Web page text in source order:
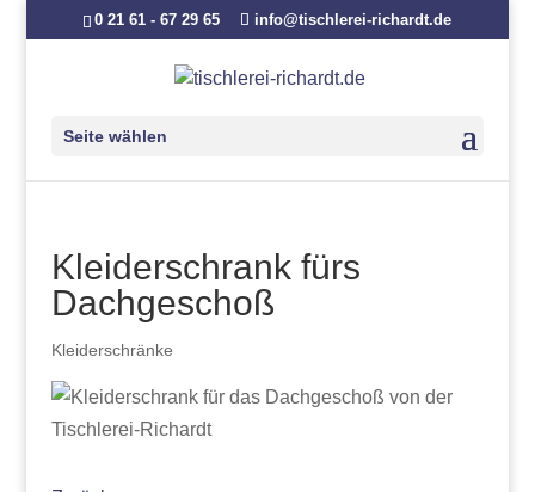
0 21 61 - 67 29 65 info@tischlerei-richardt.de
Seite wählen
Kleiderschrank fürs
Dachgeschoß
Kleiderschränke